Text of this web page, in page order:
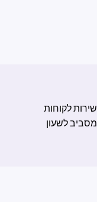
שירות לקוחות
מסביב לשעון